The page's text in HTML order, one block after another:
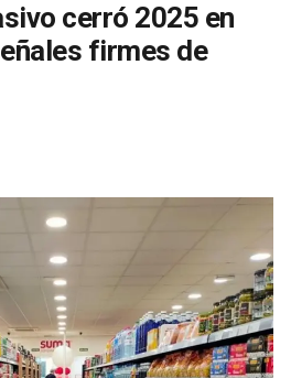
cerró 2025 en
firmes de